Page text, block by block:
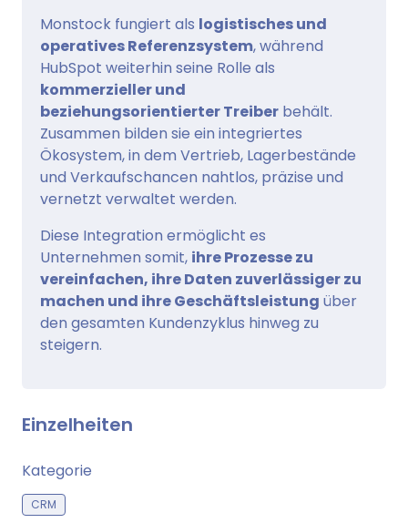
Monstock fungiert als logistisches und
operatives Referenzsystem, während
HubSpot weiterhin seine Rolle als
kommerzieller und
beziehungsorientierter Treiber behält.
Zusammen bilden sie ein integriertes
Ökosystem, in dem Vertrieb, Lagerbestände
und Verkaufschancen nahtlos, präzise und
vernetzt verwaltet werden.
Diese Integration ermöglicht es
Unternehmen somit, ihre Prozesse zu
vereinfachen, ihre Daten zuverlässiger zu
machen und ihre Geschäftsleistung über
den gesamten Kundenzyklus hinweg zu
steigern.
Einzelheiten
Kategorie
CRM